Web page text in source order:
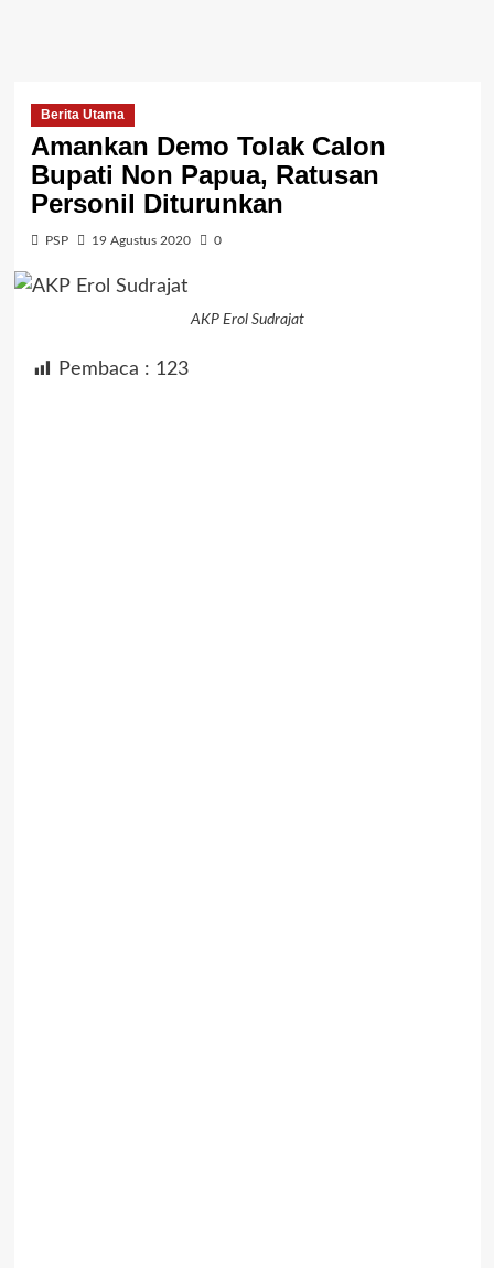
Berita Utama
Amankan Demo Tolak Calon
Bupati Non Papua, Ratusan
Personil Diturunkan
PSP 19 Agustus 2020 0
AKP Erol Sudrajat
Pembaca : 123